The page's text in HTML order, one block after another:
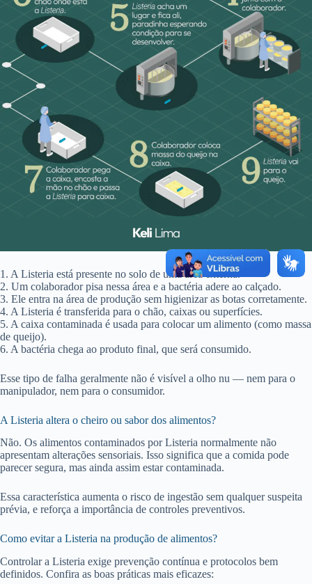
1. A Listeria está presente no solo de uma área externa.
2. Um colaborador pisa nessa área e a bactéria adere ao calçado.
3. Ele entra na área de produção sem higienizar as botas corretamente.
4. A Listeria é transferida para o chão, caixas ou superfícies.
5. A caixa contaminada é usada para colocar um alimento (como massa
de queijo).
6. A bactéria chega ao produto final, que será consumido.
Esse tipo de falha geralmente não é visível a olho nu — nem para o
manipulador, nem para o consumidor.
A Listeria altera o cheiro ou sabor dos alimentos?
Não. Os alimentos contaminados por Listeria normalmente não
apresentam alterações sensoriais. Isso significa que a comida pode
parecer segura, mas ainda assim estar contaminada.
Essa característica aumenta o risco de ingestão sem qualquer suspeita
prévia, e reforça a importância de controles preventivos.
Como evitar a Listeria na produção de alimentos?
Controlar a Listeria exige prevenção contínua e protocolos bem
definidos. Confira as boas práticas mais eficazes: